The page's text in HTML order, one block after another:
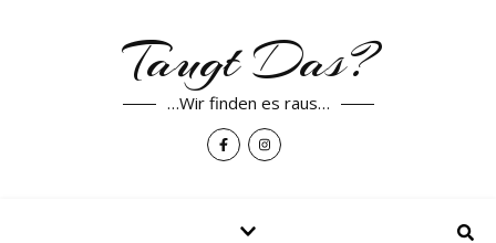
Taugt Das?
…Wir finden es raus…